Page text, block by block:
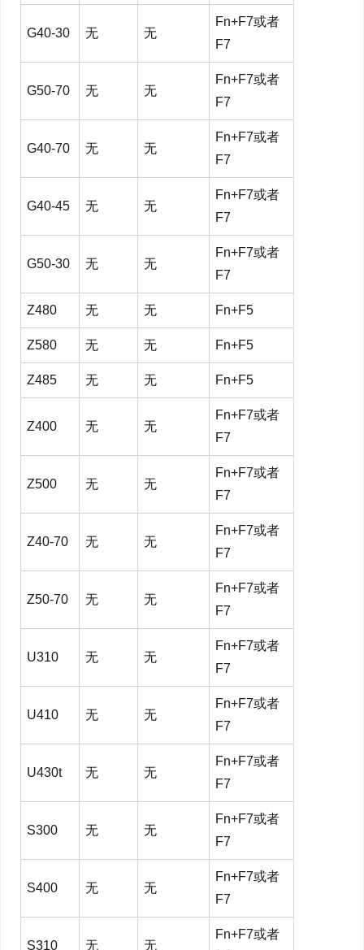
G40-30 无 无
Fn+F7或者
F7
G50-70 无 无
Fn+F7或者
F7
G40-70 无 无
Fn+F7或者
F7
G40-45 无 无
Fn+F7或者
F7
G50-30 无 无
Fn+F7或者
F7
Z480 无 无 Fn+F5
Z580 无 无 Fn+F5
Z485 无 无 Fn+F5
Z400 无 无
Fn+F7或者
F7
Z500 无 无
Fn+F7或者
F7
Z40-70 无 无
Fn+F7或者
F7
Z50-70 无 无
Fn+F7或者
F7
U310 无 无
Fn+F7或者
F7
U410 无 无
Fn+F7或者
F7
U430t 无 无
Fn+F7或者
F7
S300 无 无
Fn+F7或者
F7
S400 无 无
Fn+F7或者
F7
S310 无 无
Fn+F7或者